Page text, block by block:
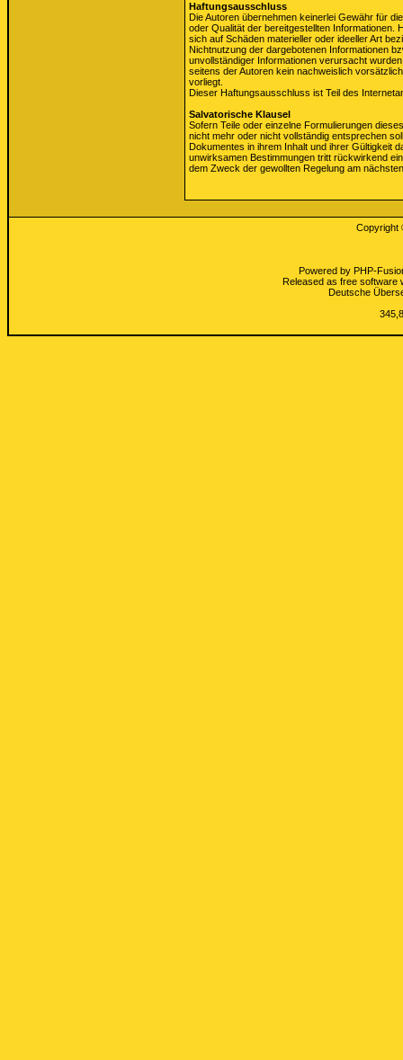
Haftungsausschluss
Die Autoren übernehmen keinerlei Gewähr für
oder Qualität der bereitgestellten Informationen.
sich auf Schäden materieller oder ideeller Art
Nichtnutzung der dargebotenen Informationen
unvollständiger Informationen verursacht
seitens der Autoren kein nachweislich
vorliegt.
Dieser Haftungsausschluss ist Teil des
Salvatorische Klausel
Sofern Teile oder einzelne Formulierungen
nicht mehr oder nicht vollständig entsprechen
Dokumentes in ihrem Inhalt und ihrer Gültigkeit
unwirksamen Bestimmungen tritt rückwirkend
dem Zweck der gewollten Regelung am
Copyright
Powered by PHP-
Released as free software
Deutsche